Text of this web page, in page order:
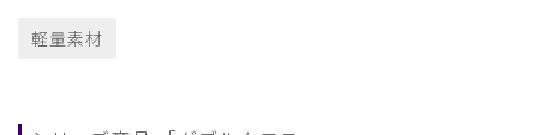
軽量素材